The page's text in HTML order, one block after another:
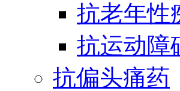
抗老年性
抗运动障
抗偏头痛药